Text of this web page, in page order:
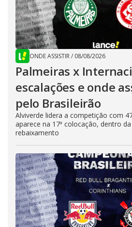
ONDE ASSISTIR/ 08/08/2026
Palmeiras x
escalações e onde
pelo Brasileirão
Alviverde lidera a competição com
aparece na 17ª colocação, dentro
rebaixamento